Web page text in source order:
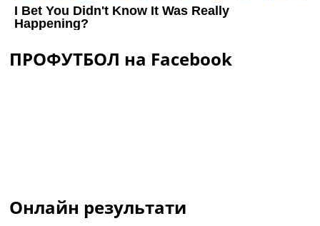
ПРОФУТБОЛ на Facebook
Онлайн результати